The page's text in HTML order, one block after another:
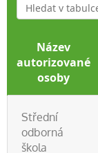
Název
autorizované
osoby
Střední
odborná
škola